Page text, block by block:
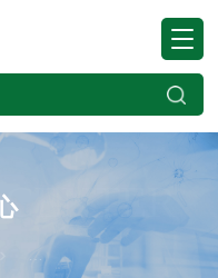
植物病害检测试纸条系列